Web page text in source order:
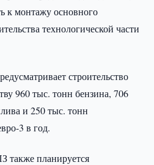
к монтажу основного
технологической части
строительство
960 тыс. тонн бензина, 706
и 250 тыс. тонн
3 в год.
также планируется